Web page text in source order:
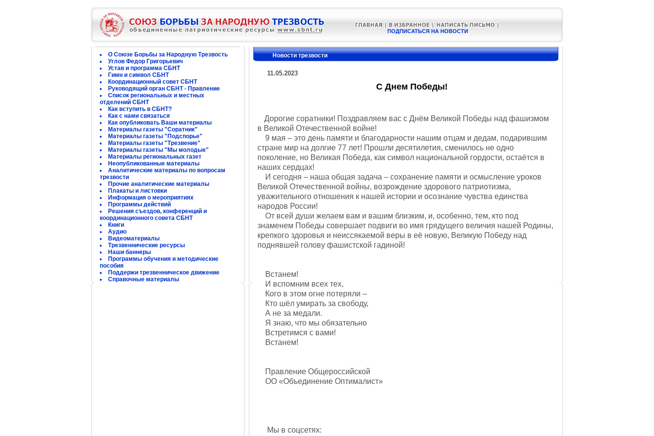
ПОДПИСАТЬСЯ НА НОВОСТИ
О Союзе Борьбы за Народную Трезвость
Углов Федор Григорьевич
Устав и программа СБНТ
Гимн и символ СБНТ
Координационный совет СБНТ
Руководящий орган СБНТ - Правление
Список региональных и местных
отделений СБНТ
Как вступить в СБНТ?
Как с нами связаться
Как опубликовать Ваши материалы
Материалы газеты "Соратник"
Материалы газеты "Подспорье"
Материалы газеты "Трезвение"
Материалы газеты "Мы молодые"
Материалы региональных газет
Неопубликованные материалы
Аналитические материалы по вопросам
трезвости
Прочие аналитические материалы
Плакаты и листовки
Информация о мероприятиях
Программы действий
Решения съездов, конференций и
координационного совета СБНТ
Книги
Аудио
Видеоматериалы
Трезвеннические ресурсы
Наши баннеры
Программы обучения и методические
пособия
Поддержи трезвенническое движение
Справочные материалы
Новости трезвости
11.05.2023
С Днем Победы!
Дорогие соратники! Поздравляем вас с Днём Великой Победы над фашизмом
в Великой Отечественной войне!
9 мая – это день памяти и благодарности нашим отцам и дедам, подарившим
стране мир на долгие 77 лет! Прошли десятилетия, сменилось не одно
поколение, но Великая Победа, как символ национальной гордости, остаётся в
наших сердцах!
И сегодня – наша общая задача – сохранение памяти и осмысление уроков
Великой Отечественной войны, возрождение здорового патриотизма,
уважительного отношения к нашей истории и осознание чувства единства
народов России!
От всей души желаем вам и вашим близким, и, особенно, тем, кто под
знаменем Победы совершает подвиги во имя грядущего величия нашей Родины,
крепкого здоровья и неиссякаемой веры в её новую, Великую Победу над
поднявшей голову фашистской гадиной!
Встанем!
И вспомним всех тех,
Кого в этом огне потеряли –
Кто шёл умирать за свободу,
А не за медали.
Я знаю, что мы обязательно
Встретимся с вами!
Встанем!
Правление Общероссийской
ОО «Объединение Оптималист»
Мы в соцсетях: